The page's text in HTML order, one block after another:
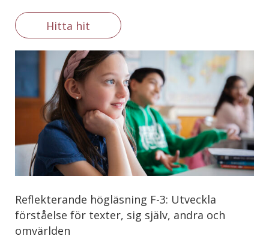
Hitta hit
Reflekterande högläsning F-3: Utveckla
förståelse för texter, sig själv, andra och
omvärlden